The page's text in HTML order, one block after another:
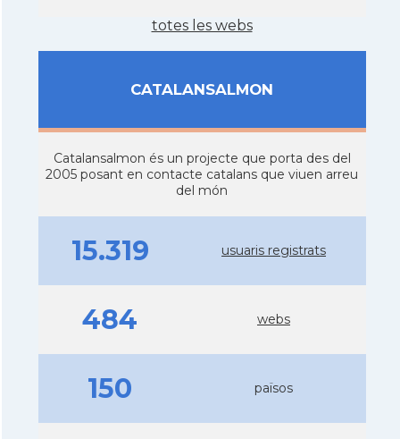
totes les webs
CATALANSALMON
Catalansalmon és un projecte que porta des del
2005 posant en contacte catalans que viuen arreu
del món
15.319 usuaris registrats
484 webs
150 països